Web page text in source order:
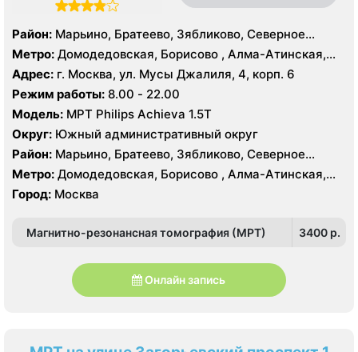
Район: Марьино, Братеево, Зябликово, Северное
Орехово-Борисово, Южное Орехово-Борисово
Метро: Домодедовская, Борисово , Алма-Атинская,
Красногвардейская, Марьино, Орехово, Шипиловская
Адрес: г. Москва, ул. Мусы Джалиля, 4, корп. 6
Режим работы: 8.00 - 22.00
Модель:
МРТ Philips Achieva 1.5T
Округ: Южный административный округ
Район: Марьино, Братеево, Зябликово, Северное
Орехово-Борисово, Южное Орехово-Борисово
Метро: Домодедовская, Борисово , Алма-Атинская,
Красногвардейская, Марьино, Орехово, Шипиловская
Город: Москва
Магнитно-резонансная томография (МРТ) 3400 p.
Онлайн запись